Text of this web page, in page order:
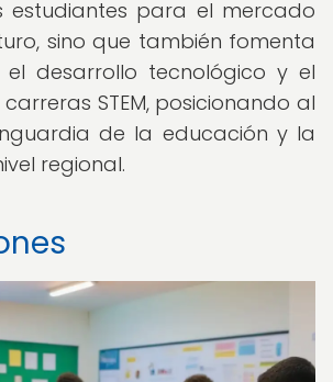
para el mercado
sino que también fomenta
el desarrollo tecnológico y el
STEM, posicionando al
de la educación y la
regional.